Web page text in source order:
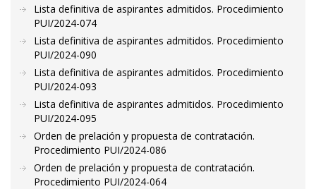
Lista definitiva de aspirantes admitidos. Procedimiento
PUI/2024-074
Lista definitiva de aspirantes admitidos. Procedimiento
PUI/2024-090
Lista definitiva de aspirantes admitidos. Procedimiento
PUI/2024-093
Lista definitiva de aspirantes admitidos. Procedimiento
PUI/2024-095
Orden de prelación y propuesta de contratación.
Procedimiento PUI/2024-086
Orden de prelación y propuesta de contratación.
Procedimiento PUI/2024-064